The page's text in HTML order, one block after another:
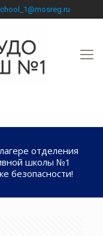
отделения
школы №1
безопасности!